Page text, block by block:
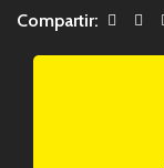
Compartir: